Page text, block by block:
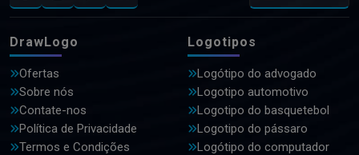
DrawLogo
Ofertas
Sobre nós
Contate-nos
Política de Privacidade
Termos e Condições
Logotipos
Logótipo do advogado
Logotipo automotivo
Logotipo do basquetebol
Logotipo do pássaro
Logótipo do computador